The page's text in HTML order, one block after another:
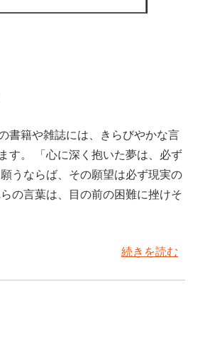
書籍や雑誌には、きらびやかな言
す。 「心に深く抱いた夢は、必ず
うならば、その願望は必ず現実の
の言葉は、目の前の困難に挫けそ
続きを読む